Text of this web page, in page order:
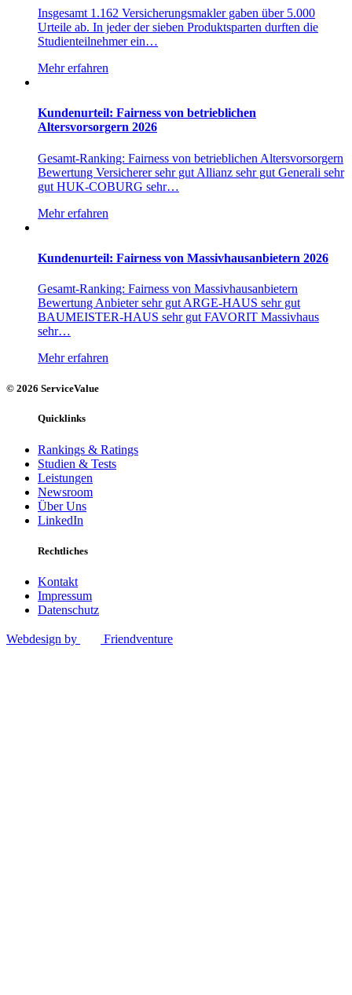
Insgesamt 1.162 Versicherungsmakler gaben über 5.000
Urteile ab. In jeder der sieben Produktsparten durften die
Studienteilnehmer ein…
Mehr erfahren
Kundenurteil: Fairness von betrieblichen
Altersvorsorgern 2026
Gesamt-Ranking: Fairness von betrieblichen Altersvorsorgern
Bewertung Versicherer sehr gut Allianz sehr gut Generali sehr
gut HUK-COBURG sehr…
Mehr erfahren
Kundenurteil: Fairness von Massivhausanbietern 2026
Gesamt-Ranking: Fairness von Massivhausanbietern
Bewertung Anbieter sehr gut ARGE-HAUS sehr gut
BAUMEISTER-HAUS sehr gut FAVORIT Massivhaus
sehr…
Mehr erfahren
© 2026 ServiceValue
Quicklinks
Rankings & Ratings
Studien & Tests
Leistungen
Newsroom
Über Uns
LinkedIn
Rechtliches
Kontakt
Impressum
Datenschutz
Webdesign by Friendventure